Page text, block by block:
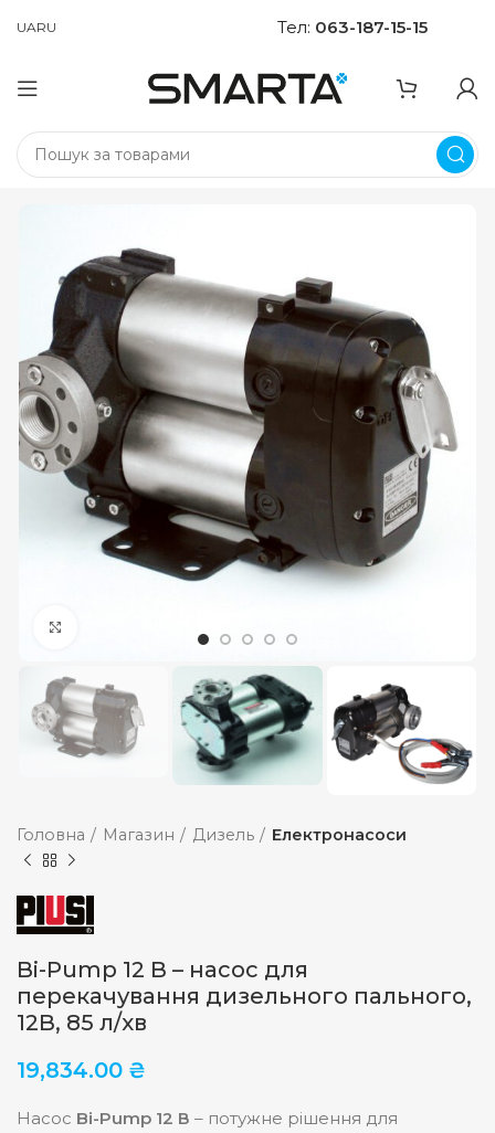
UARU Тел: 063-187-15-15
Головна Магазин Дизель Електронасоси
Bi-Pump 12 В – насос для
перекачування дизельного пального,
12В, 85 л/хв
19,834.00 ₴
Насос Bi-Pump 12 В – потужне рішення для